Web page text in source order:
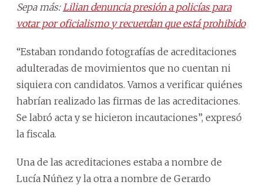
Sepa más: Lilian denuncia presión a policías para
votar por oficialismo y recuerdan que está prohibido
“Estaban rondando fotografías de acreditaciones
adulteradas de movimientos que no cuentan ni
siquiera con candidatos. Vamos a verificar quiénes
habrían realizado las firmas de las acreditaciones.
Se labró acta y se hicieron incautaciones”, expresó
la fiscala.
Una de las acreditaciones estaba a nombre de
Lucía Núñez y la otra a nombre de Gerardo